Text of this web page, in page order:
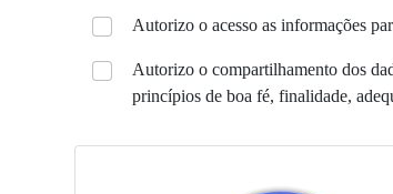
Autorizo o acesso as informações
Autorizo o compartilhamento dos
princípios de boa fé, finalidade,